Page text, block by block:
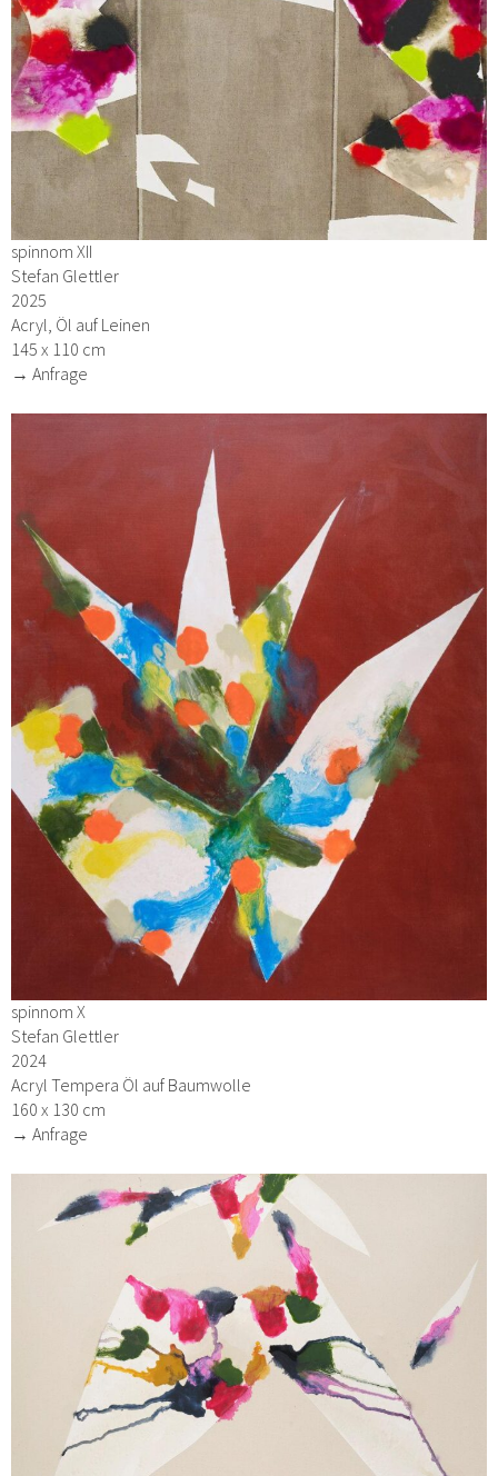
spinnom XII
Stefan Glettler
2025
Acryl, Öl auf Leinen
145 x 110 cm
→ Anfrage
spinnom X
Stefan Glettler
2024
Acryl Tempera Öl auf Baumwolle
160 x 130 cm
→ Anfrage